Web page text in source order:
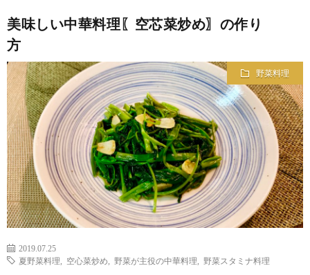
わ
せ
バ
シ
ー
ポ
美味しい中華料理〖空芯菜炒め〗の作り
方
野菜料理
2019.07.25
夏野菜料理
空心菜炒め 野菜が主役の中華料理 野菜スタミナ料理